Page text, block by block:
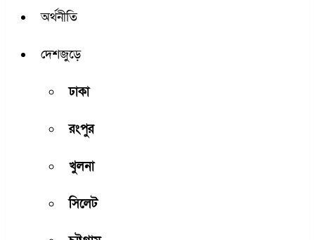
অর্থনীতি
দেশজুড়ে
ঢাকা
রংপুর
খুলনা
সিলেট